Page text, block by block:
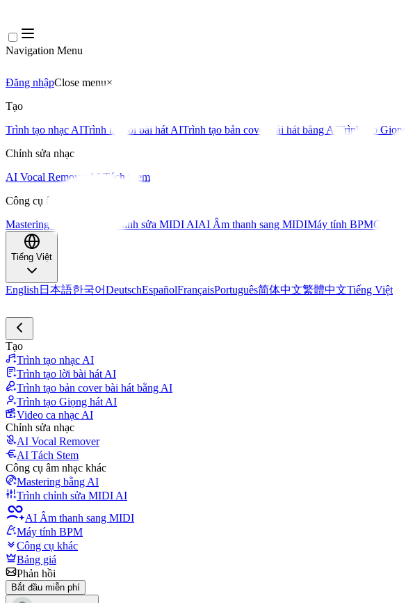
Navigation Menu
Đăng nhậpClose menu×
Tạo
Trình tạo nhạc AITrình tạo lời bài hát AITrình tạo bản cover bài hát bằng AITrình tạo
Chỉnh sửa nhạc
AI Vocal Remover
AI Tách Stem
Công cụ âm nhạc khác
Mastering bằng AI
Trình chỉnh sửa MIDI AIAI Âm thanh sang MIDIMáy tính BPMCông
Tiếng Việt
English 日本語한국어DeutschEspañolFrançaisPortuguês简体中文繁體中文Tiếng Việt
Tạo
Trình tạo nhạc AI
Trình tạo lời bài hát AI
Trình tạo bản cover bài hát bằng AI
Trình tạo Giọng hát AI
Video ca nhạc AI
Chỉnh sửa nhạc
AI Vocal Remover
AI Tách Stem
Công cụ âm nhạc khác
Mastering bằng AI
Trình chỉnh sửa MIDI AI
AI Âm thanh sang MIDI
Máy tính BPM
Công cụ khác
Bảng giá
Phản hồi
Bắt đầu miễn phí